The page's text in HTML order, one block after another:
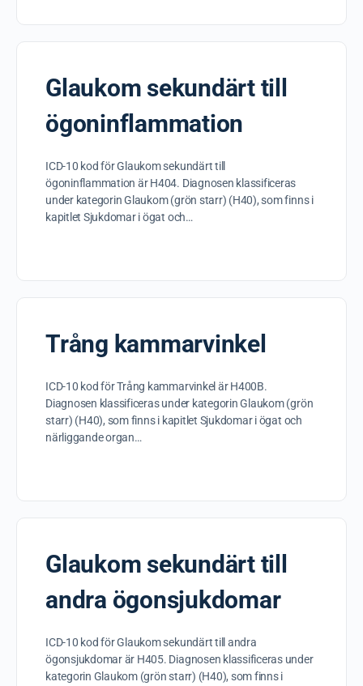
Glaukom sekundärt till
ögoninflammation
ICD-10 kod för Glaukom sekundärt till
ögoninflammation är H404. Diagnosen klassificeras
under kategorin Glaukom (grön starr) (H40), som finns i
kapitlet Sjukdomar i ögat och…
Trång kammarvinkel
ICD-10 kod för Trång kammarvinkel är H400B.
Diagnosen klassificeras under kategorin Glaukom (grön
starr) (H40), som finns i kapitlet Sjukdomar i ögat och
närliggande organ…
Glaukom sekundärt till
andra ögonsjukdomar
ICD-10 kod för Glaukom sekundärt till andra
ögonsjukdomar är H405. Diagnosen klassificeras under
kategorin Glaukom (grön starr) (H40), som finns i